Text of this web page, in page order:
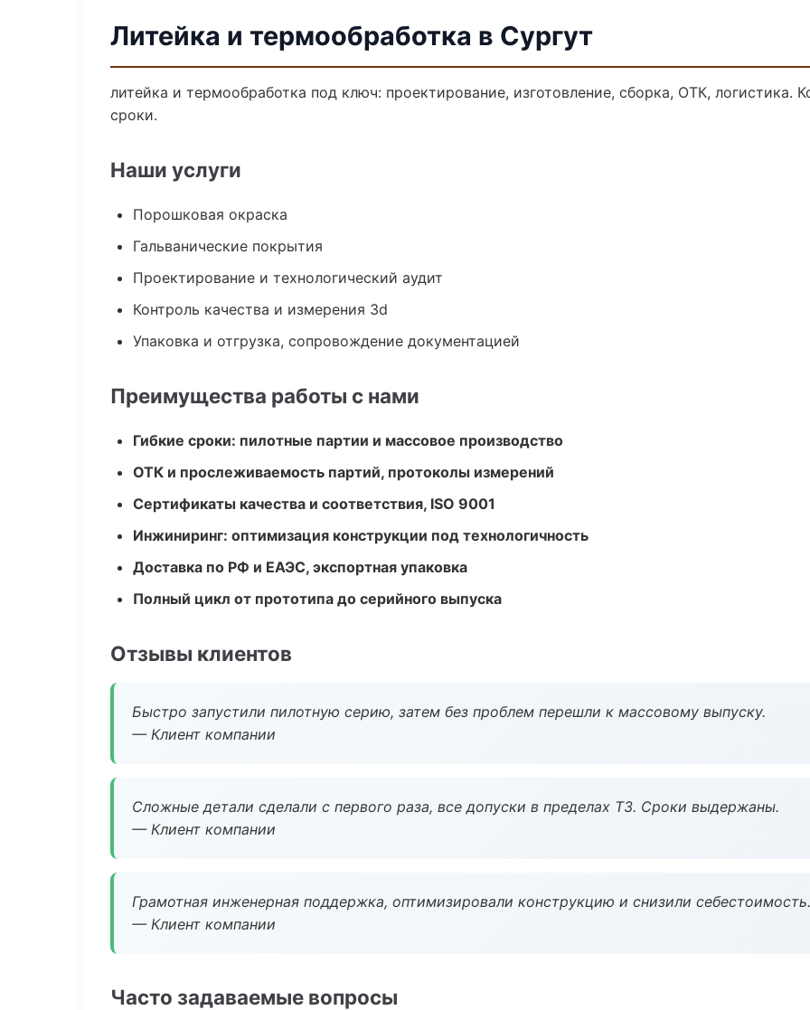
Литейка и термообработка в Сургут
литейка и термообработка под ключ: проектирование, изготовление, сборка, ОТК, логистика.
сроки.
Наши услуги
Порошковая окраска
Гальванические покрытия
Проектирование и технологический аудит
Контроль качества и измерения 3d
Упаковка и отгрузка, сопровождение документацией
Преимущества работы с нами
Гибкие сроки: пилотные партии и массовое производство
ОТК и прослеживаемость партий, протоколы измерений
Сертификаты качества и соответствия, ISO 9001
Инжиниринг: оптимизация конструкции под технологичность
Доставка по РФ и ЕАЭС, экспортная упаковка
Полный цикл от прототипа до серийного выпуска
Отзывы клиентов
Быстро запустили пилотную серию, затем без проблем перешли к массовому выпуску.
— Клиент компании
Сложные детали сделали с первого раза, все допуски в пределах ТЗ. Сроки выдержаны.
— Клиент компании
Грамотная инженерная поддержка, оптимизировали конструкцию и снизили себестоимость.
— Клиент компании
Часто задаваемые вопросы